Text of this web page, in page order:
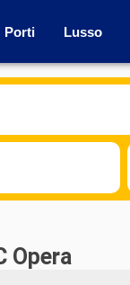
Porti Lusso
Opera